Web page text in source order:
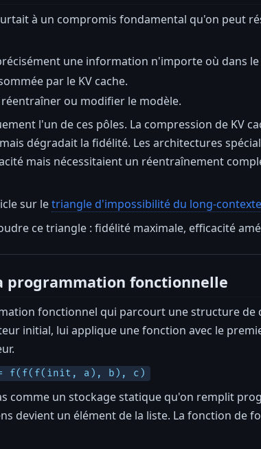
à un compromis fondamental qu'on peut
une information n'importe où dans
par le KV cache.
ou modifier le modèle.
l'un de ces pôles. La compression de KV
dégradait la fidélité. Les architectures
mais nécessitaient un réentraînement
sur letriangle d'impossibilité du long-contexte
ce triangle : fidélité maximale, efficacité
programmation fonctionnelle
fonctionnel qui parcourt une structure de
initial, lui applique une fonction avec le
f(f(f(init, a), b), c)
comme un stockage statique qu'on remplit
devient un élément de la liste. La fonction de